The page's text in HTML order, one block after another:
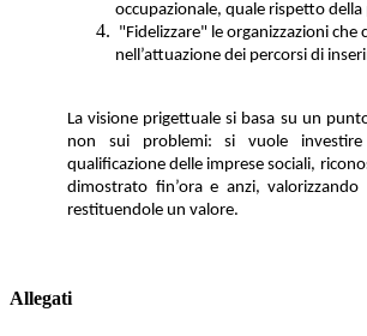
occupazionale, quale rispetto della
"Fidelizzare" le organizzazioni che
nell’attuazione dei percorsi di
La visione prigettuale si basa su un
non sui problemi: si vuole
qualificazione delle imprese sociali,
dimostrato fin’ora e anzi,
restituendole un valore.
Allegati